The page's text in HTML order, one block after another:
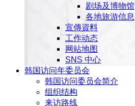
剧场及博物馆
各地旅游信息
宣傳資料
工作动态
网站地图
SNS 中心
韩国访问年委员会
韩国访问委员会简介
组织结构
来访路线